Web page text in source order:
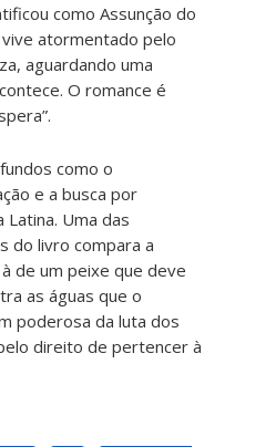
como Assunção do
atormentado pelo
aguardando uma
O romance é
como o
e a busca por
Uma das
do livro compara a
de um peixe que deve
as águas que o
poderosa da luta dos
direito de pertencer à